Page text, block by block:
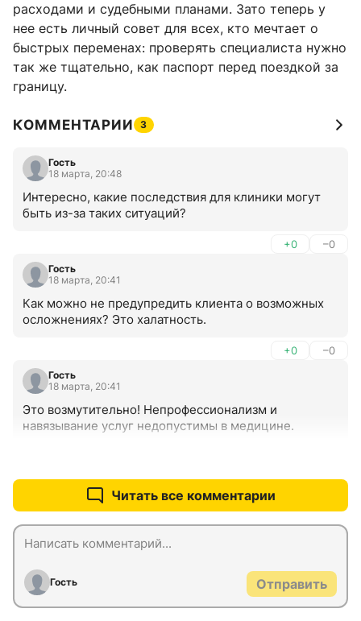
расходами и судебными планами. Зато теперь у
нее есть личный совет для всех, кто мечтает о
быстрых переменах: проверять специалиста нужно
так же тщательно, как паспорт перед поездкой за
границу.
КОММЕНТАРИИ 3
Гость
18 марта, 20:48
Интересно, какие последствия для клиники могут
быть из-за таких ситуаций?
+0 –0
Гость
18 марта, 20:41
Как можно не предупредить клиента о возможных
осложнениях? Это халатность.
+0 –0
Гость
18 марта, 20:41
Это возмутительно! Непрофессионализм и
навязывание услуг недопустимы в медицине.
Читать все комментарии
Гость Отправить